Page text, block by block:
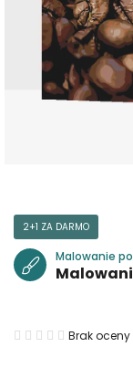
2+1 ZA DARMO
Malowanie
Średnia
Brak oceny